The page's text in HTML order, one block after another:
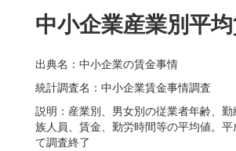
中小企業産業別平
出典名：中小企業の賃金事情
統計調査名：中小企業賃金事情調査
説明：産業別、男女別の従業者年齢、
族人員、賃金、勤労時間等の平均値。
て調査終了